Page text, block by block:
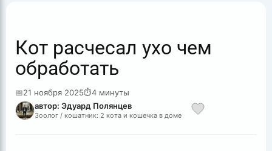
Кот расчесал ухо чем
обработать
📅21 ноября 2025⏱4 минуты
автор: Эдуард Полянцев
Зоолог / кошатник: 2 кота и кошечка в доме